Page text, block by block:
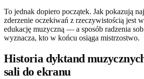
To jednak dopiero początek. Jak pokazują
zderzenie oczekiwań z rzeczywistością jest
edukację muzyczną — a sposób radzenia
wyznacza, kto w końcu osiąga mistrzostwo.
Historia dyktand
sali do ekranu